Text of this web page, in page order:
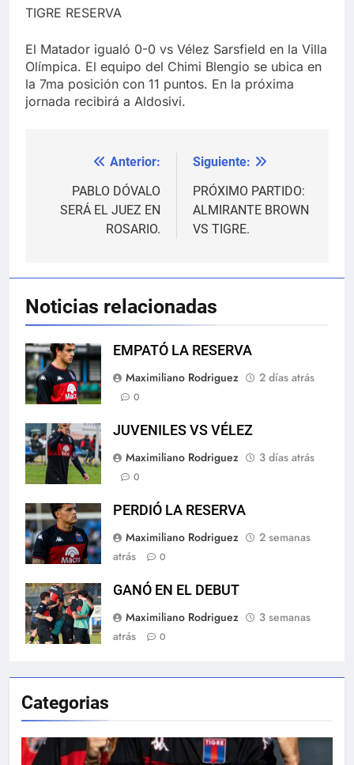
TIGRE RESERVA
El Matador igualó 0-0 vs Vélez Sarsfield en la Villa
Olímpica. El equipo del Chimi Blengio se ubica en
la 7ma posición con 11 puntos. En la próxima
jornada recibirá a Aldosivi.
Navegación
entradas
Anterior:
PABLO DÓVALO
SERÁ EL JUEZ EN
ROSARIO.
Siguiente:
PRÓXIMO PARTIDO:
ALMIRANTE BROWN
VS TIGRE.
Noticias relacionadas
EMPATÓ LA RESERVA
Maximiliano Rodriguez
2 días atrás
0
JUVENILES VS VÉLEZ
Maximiliano Rodriguez
3 días atrás
0
PERDIÓ LA RESERVA
Maximiliano Rodriguez
2 semanas
atrás
0
GANÓ EN EL DEBUT
Maximiliano Rodriguez
3 semanas
atrás
0
Categorias